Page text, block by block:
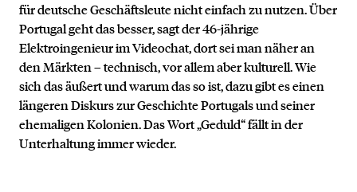
für deutsche Geschäftsleute nicht einfach zu nutzen. Über
Portugal geht das besser, sagt der 46-jährige
Elektroingenieur im Videochat, dort sei man näher an
den Märkten – technisch, vor allem aber kulturell. Wie
sich das äußert und warum das so ist, dazu gibt es einen
längeren Diskurs zur Geschichte Portugals und seiner
ehemaligen Kolonien. Das Wort „Geduld“ fällt in der
Unterhaltung immer wieder.